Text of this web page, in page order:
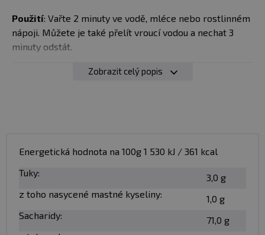
Použití: Vařte 2 minuty ve vodě, mléce nebo rostlinném
nápoji. Můžete je také přelít vroucí vodou a nechat 3
minuty odstát.
tučně ve složení produktu.
Zobrazit celý popis
Energetická hodnota na 100g 1 530 kJ / 361 kcal
Tuky:
3,0 g
z toho nasycené mastné kyseliny:
1,0 g
Sacharidy:
71,0 g